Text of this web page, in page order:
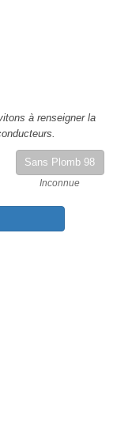
à renseigner la
Sans Plomb 98
Inconnue